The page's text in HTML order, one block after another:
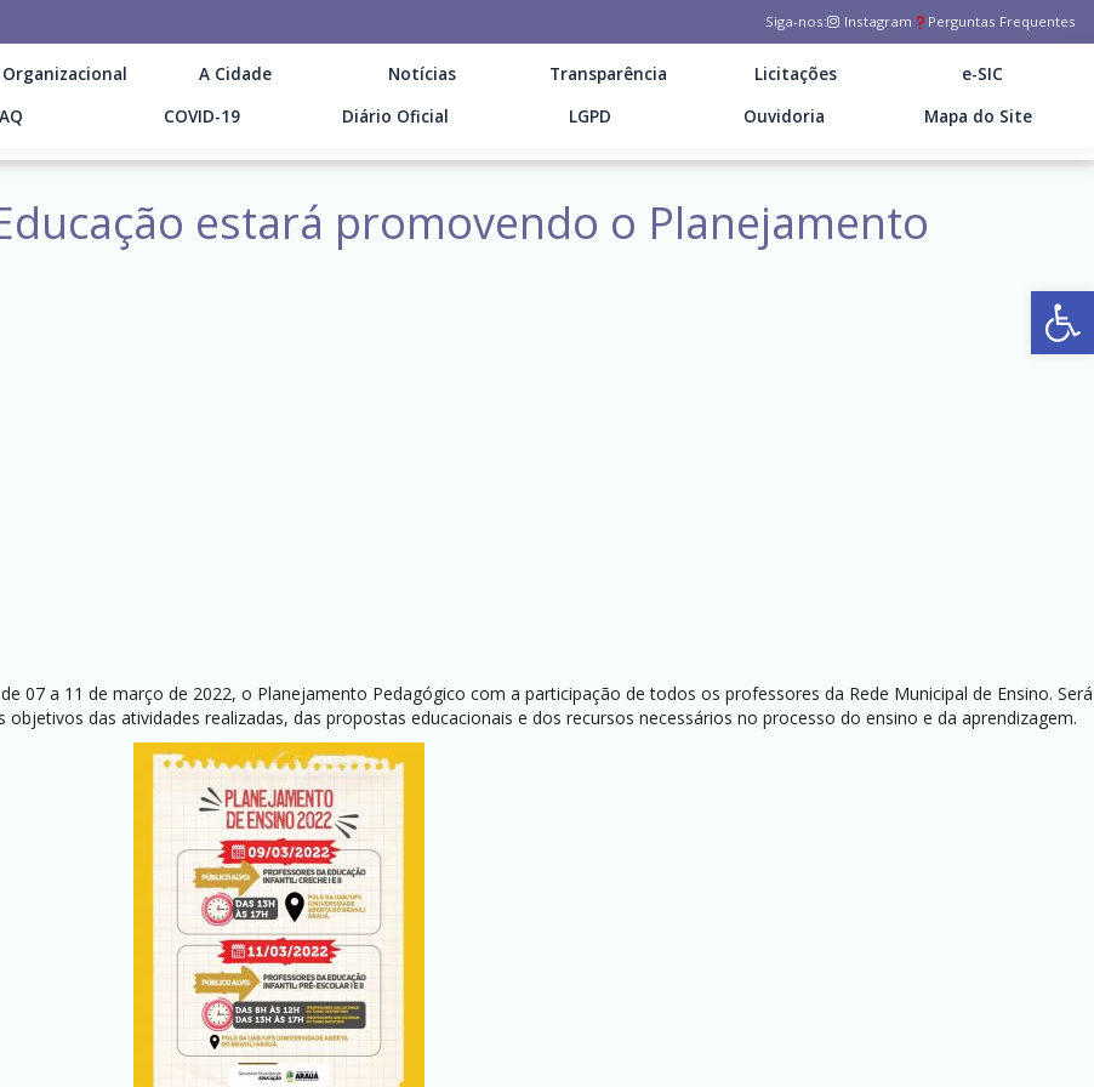
Siga-nos: Instagram Perguntas Frequentes
A Cidade Notícias Transparência Licitações
e-SIC
COVID-19 Diário Oficial LGPD Ouvidoria Mapa do Site
estará promovendo o Planejamento
07 a 11 de março de 2022, o Planejamento Pedagógico com a participação de todos os professores da Rede Municipal de Ensino. Será
das atividades realizadas, das propostas educacionais e dos recursos necessários no processo do ensino e da aprendizagem.